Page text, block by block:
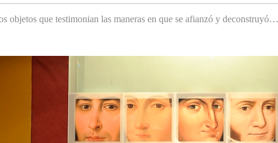
objetos que testimonian las maneras en que se afianzó y deconstruyó…